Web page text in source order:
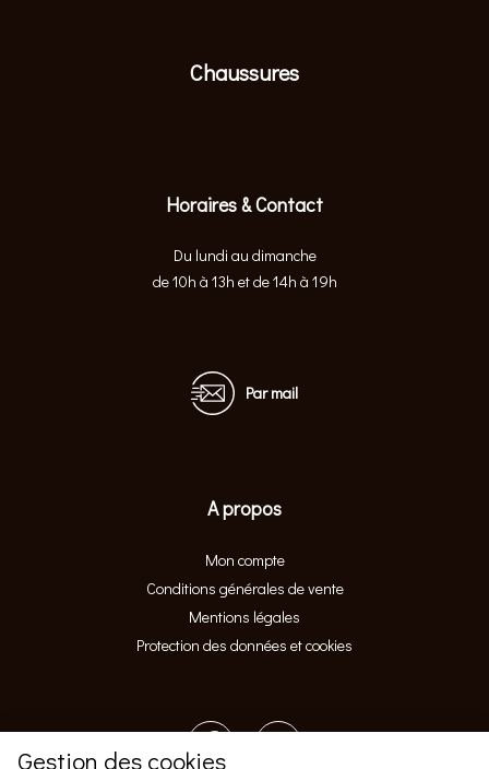
Chaussures
Horaires & Contact
Du lundi au dimanche
de 10h à 13h et de 14h à 19h
Par mail
A propos
Mon compte
Conditions générales de vente
Mentions légales
Protection des données et cookies
Gestion des cookies